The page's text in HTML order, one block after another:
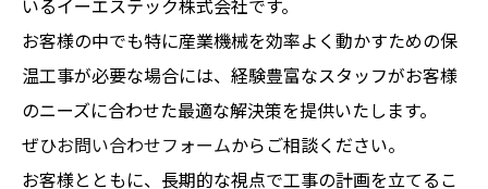
いるイーエステック株式会社です。
お客様の中でも特に産業機械を効率よく動かすための保
温工事が必要な場合には、経験豊富なスタッフがお客様
のニーズに合わせた最適な解決策を提供いたします。
ぜひお問い合わせフォームからご相談ください。
お客様とともに、長期的な視点で工事の計画を立てるこ